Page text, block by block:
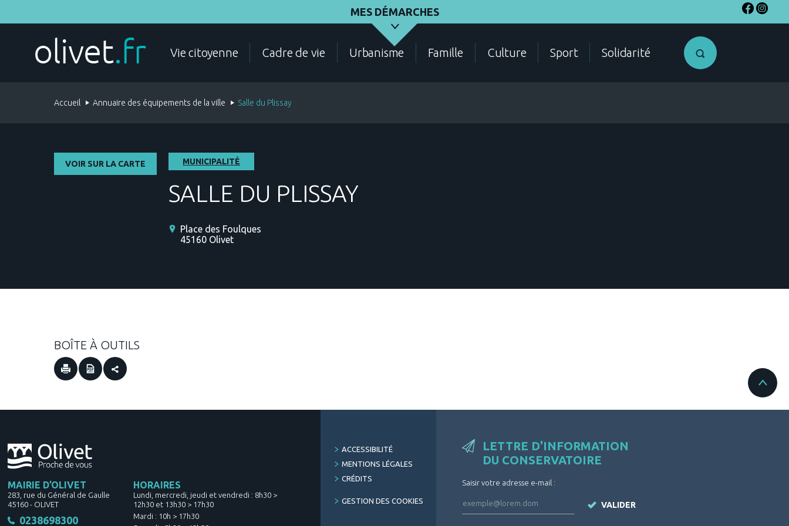
MES DÉMARCHES
MES DÉMARCHES
FAMILLE
Vie citoyenne Cadre de vie Urbanisme Famille Culture Sport Solidarité
Accueil Annuaire des équipements de la ville Salle du Plissay
VOIR SUR LA CARTE MUNICIPALITÉ
SALLE DU PLISSAY
Place des Foulques
45160 Olivet
BOÎTE À OUTILS
MAIRIE D’OLIVET
283, rue du Général de Gaulle
45160 - OLIVET
0238698300
HORAIRES
Lundi, mercredi, jeudi et vendredi : 8h30 >
12h30 et 13h30 > 17h30
Mardi : 10h > 17h30
FOOTER
ACCESSIBILITÉ
MENTIONS LÉGALES
CRÉDITS
GESTION DES COOKIES
LETTRE D'INFORMATION
DU CONSERVATOIRE
Saisir votre adresse e-mail :
VALIDER